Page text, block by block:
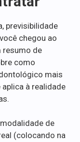
previsibilidade
chegou ao
resumo de
como
mais
à realidade
de
(colocando na